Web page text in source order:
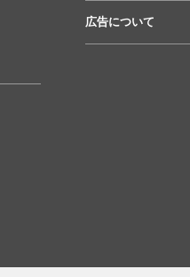
広告について